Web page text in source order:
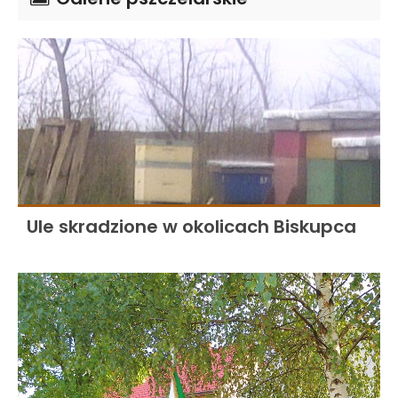
Ule skradzione w okolicach Biskupca